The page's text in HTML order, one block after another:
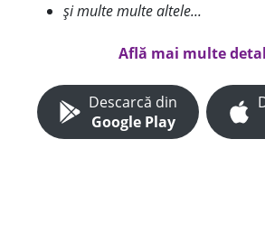
și multe multe altele...
Află mai multe
Descarcă din
Google Play